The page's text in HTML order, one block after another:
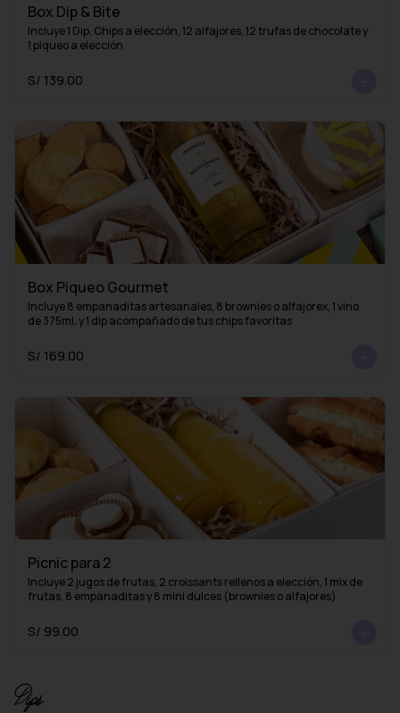
Box Dip & Bite
Incluye 1 Dip, Chips a elección, 12 alfajores, 12 trufas de chocolate y
1 piqueo a elección
S/ 139.00
Box Piqueo Gourmet
Incluye 8 empanaditas artesanales, 8 brownies o alfajorex, 1 vino
de 375ml, y 1 dip acompañado de tus chips favoritas
S/ 169.00
Picnic para 2
Incluye 2 jugos de frutas, 2 croissants rellenos a elección, 1 mix de
frutas, 8 empanaditas y 8 mini dulces (brownies o alfajores)
S/ 99.00
Dips